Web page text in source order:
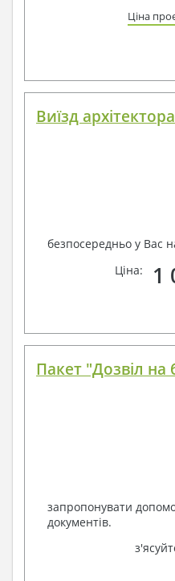
Ціна
Виїзд архітектора
безпосередньо у Вас
Ціна:
1
Пакет "Дозвіл на
запропонувати
документів.